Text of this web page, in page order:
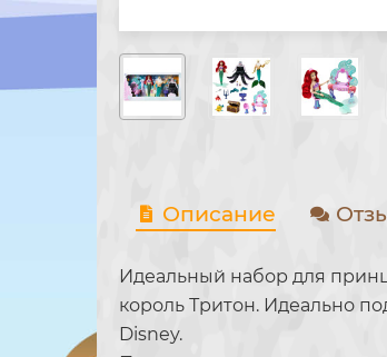
Описание
Идеальный набор для
король Тритон. Идеально
Disney.